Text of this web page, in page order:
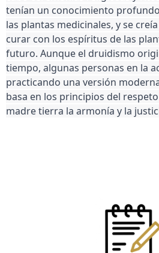
tenían un conocimiento
las plantas medicinales, y se
curar con los espíritus de las
futuro. Aunque el druidismo
tiempo, algunas personas en la
practicando una versión
basa en los principios del
madre tierra la armonía y la